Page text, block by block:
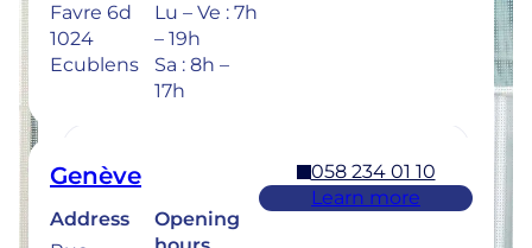
Favre 6d
1024
Ecublens
Lu – Ve : 7h
– 19h
Sa : 8h –
17h
Genève
Address
Opening
058 234 01 10
Learn more
Opening hours
Find the opening hours of our clinics